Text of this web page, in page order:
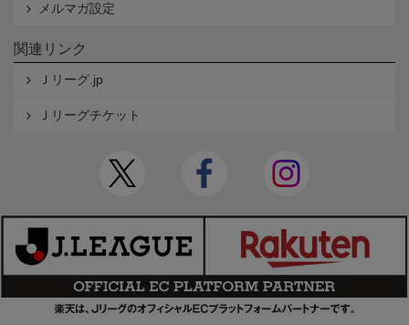
メルマガ設定
関連リンク
Ｊリーグ.jp
Ｊリーグチケット